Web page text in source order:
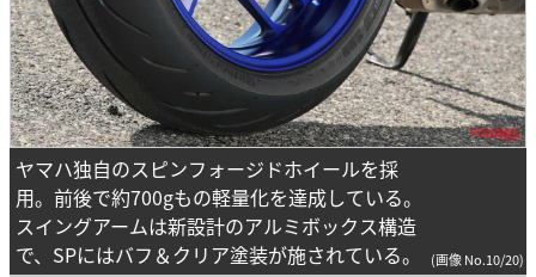
ヤマハ独自のスピンフォージドホイールを採
用。前後で約700gもの軽量化を達成している。
スイングアームは新設計のアルミボックス構造
で、SPにはバフ＆クリア塗装が施されている。
(画像 No.10/20)